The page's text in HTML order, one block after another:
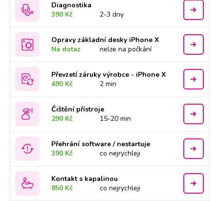
Diagnostika
390 Kč
2-3 dny
Opravy základní desky iPhone X
Na dotaz
nelze na počkání
Převzetí záruky výrobce - iPhone X
490 Kč
2 min
Čištění přístroje
290 Kč
15-20 min
Přehrání software / nestartuje
390 Kč
co nejrychleji
Kontakt s kapalinou
850 Kč
co nejrychleji